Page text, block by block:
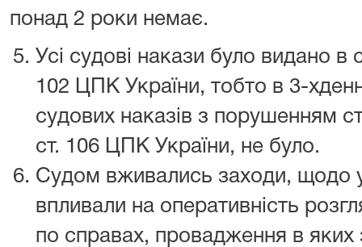
понад 2 роки немає.
Усі судові накази було видано в
102 ЦПК України, тобто в 3-
судових наказів з порушенням
ст. 106 ЦПК України, не було.
Судом вживались заходи, щодо
впливали на оперативність
по справах, провадження в